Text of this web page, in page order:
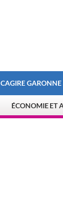
CAGIRE GARONNE
ÉCONOMIE ET